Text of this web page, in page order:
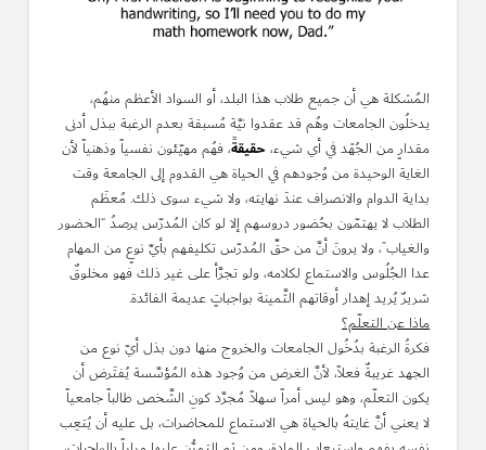
المُشكلة هي أن جميع طلاب هذا البلد، أو السواد الأعظم منهُم،
يدخلُون الجامعات وهُم قد عقدوا نيَّة مُسبقة بعدم الرغبة ببذل أدنى
مقدارٍ من الجُهْد في أي شيء، حقيقةً، فهُم مهيّئون نفسياً وذهنياً لأن
الغاية الوحيدة من وُجودهم في الحياة هي القدوم إلى الجامعة وقت
بداية الدوام والانصراف عندَ نهايته، ولا شيء سوى ذلك. مُعظَم
الطلاب لا يهتمّون بحُضور دروسهم إلا لو كان المُدرّس يرصدُ “الحضور
والغياب”، ولا يرونَ أنَّ من حقِّ المُدرّس تكليفهم بأيِّ نوعٍ من المهام
عدا الجُلُوس والاستماع لكلامه، ولو تجرَّأ على غير ذلك فهو مخلوقٌ
شريرٌ يُريد إهدار أوقاتهم الثَّمينة بواجباتٍ عديمة الفائدة.
ماذا عن التعلّم؟
فكرةُ الرغبة بدُخُول الجامعات والخروج منها دون بذل أيّ نوع من
الجهد غريبةٌ فعلاً، لأنَّ الغرض من وُجود هذه المُؤسَّسة يُفتَرض أن
يكون التعلّم، وهو ليس أمراً سهلاً. مُجرَّد كونِ الشَّخص طالباً جامعياً
لا يعني أنَّ غايتهُ بالحياة هي الاستماع للمحاضرات، بل عليه أن يُتعِب